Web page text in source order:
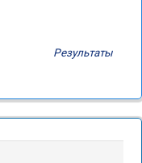
Результаты